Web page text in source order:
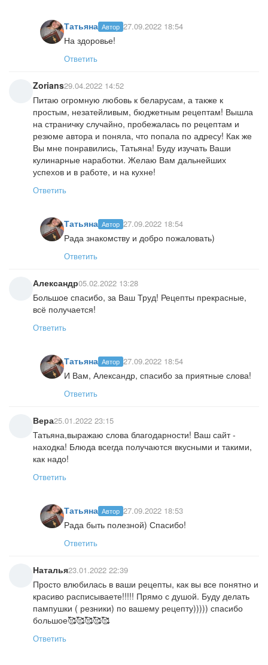
Татьяна Автор 27.09.2022 18:54
На здоровье!
Ответить
Zorians29.04.2022 14:52
Питаю огромную любовь к беларусам, а также к
простым, незатейливым, бюджетным рецептам! Вышла
на страничку случайно, пробежалась по рецептам и
резюме автора и поняла, что попала по адресу! Как же
Вы мне понравились, Татьяна! Буду изучать Ваши
кулинарные наработки. Желаю Вам дальнейших
успехов и в работе, и на кухне!
Ответить
Татьяна Автор 27.09.2022 18:54
Рада знакомству и добро пожаловать)
Ответить
Александр05.02.2022 13:28
Большое спасибо, за Ваш Труд! Рецепты прекрасные,
всё получается!
Ответить
Татьяна Автор 27.09.2022 18:54
И Вам, Александр, спасибо за приятные слова!
Ответить
Вера25.01.2022 23:15
Татьяна,выражаю слова благодарности! Ваш сайт -
находка! Блюда всегда получаются вкусными и такими,
как надо!
Ответить
Татьяна Автор 27.09.2022 18:53
Рада быть полезной) Спасибо!
Ответить
Наталья23.01.2022 22:39
Просто влюбилась в ваши рецепты, как вы все понятно и
красиво расписываете!!!!! Прямо с душой. Буду делать
пампушки ( резники) по вашему рецепту))))) спасибо
большое🥰🥰🥰🥰🥰
Ответить